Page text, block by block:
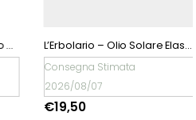
L’Erbolario – Olio Solare Elasticizzante con Calendula, Jojoba & Mallo di Noce SPF 6
Consegna Stimata
2026/08/07
19,50